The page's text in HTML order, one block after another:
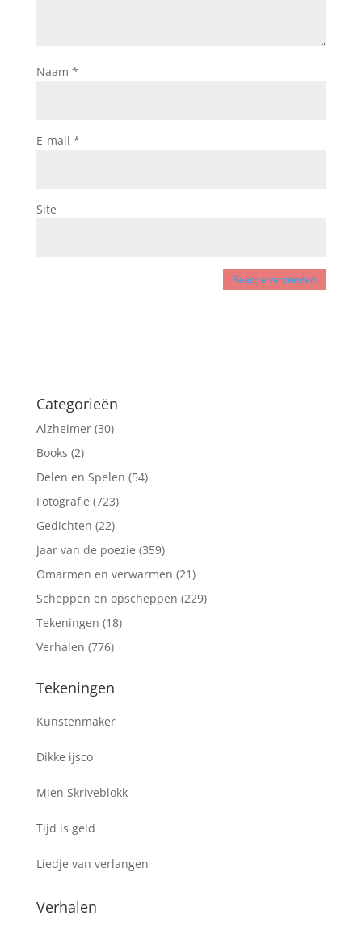
Naam *
E-mail *
Site
Categorieën
Alzheimer(30)
Books (2)
Delen en Spelen (54)
Fotografie (723)
Gedichten (22)
Jaar van de poezie (359)
Omarmen en verwarmen (21)
Scheppen en opscheppen (229)
Tekeningen (18)
Verhalen (776)
Tekeningen
Kunstenmaker
Dikke ijsco
Mien Skriveblokk
Tijd is geld
Liedje van verlangen
Verhalen